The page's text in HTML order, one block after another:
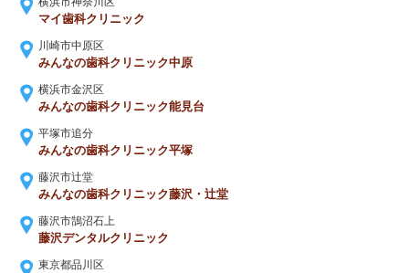
マイ歯科クリニック
川崎市中原区
みんなの歯科クリニック中原
横浜市金沢区
みんなの歯科クリニック能見台
平塚市追分
みんなの歯科クリニック平塚
藤沢市辻堂
みんなの歯科クリニック藤沢・辻堂
藤沢市鵠沼石上
藤沢デンタルクリニック
東京都品川区